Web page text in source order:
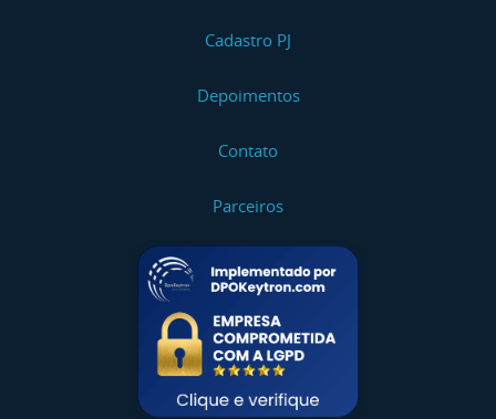
Cadastro PJ
Depoimentos
Contato
Parceiros